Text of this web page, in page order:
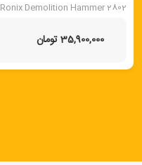
Ronix Demolition Hammer 2802
35,900,000 تومان